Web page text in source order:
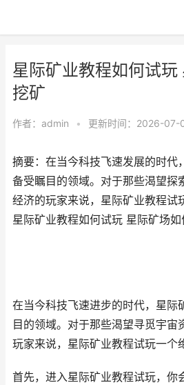
星际矿业教程如何试玩
挖矿
作者： admin • 更新时间：2026-07-
摘要：在当今科技飞速发展的时代
备受瞩目的领域。对于那些渴望探
经济的玩家来说，星际矿业教程试
星际矿业教程如何试玩 星际矿场
在当今科技飞速进步的时代，星际
目的领域。对于那些渴望寻觅宇宙
玩家来说，星际矿业教程试玩一个
首先，进入星际矿业教程试玩，你